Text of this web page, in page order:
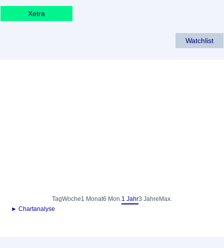
Xetra
Watchlist
TagWoche1 Monat6 Mon.1 Jahr3 Jahre Max.
► Chartanalyse